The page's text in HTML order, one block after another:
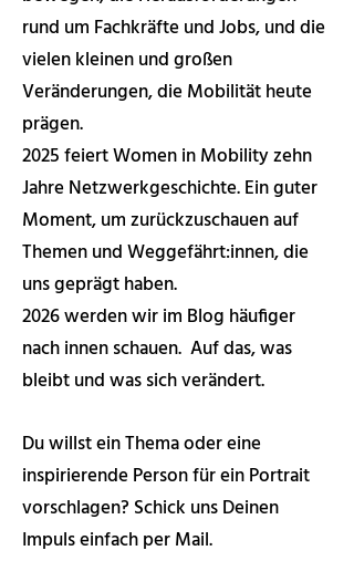
rund um Fachkräfte und Jobs, und die
vielen kleinen und großen
Veränderungen, die Mobilität heute
prägen.
2025 feiert Women in Mobility zehn
Jahre Netzwerkgeschichte. Ein guter
Moment, um zurückzuschauen auf
Themen und Weggefährt:innen, die
uns geprägt haben.
2026 werden wir im Blog häufiger
nach innen schauen. Auf das, was
bleibt und was sich verändert.
Du willst ein Thema oder eine
inspirierende Person für ein Portrait
vorschlagen? Schick uns Deinen
Impuls einfach per Mail.